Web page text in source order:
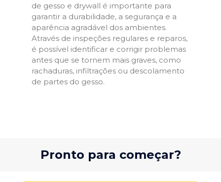
de gesso e drywall é importante para
garantir a durabilidade, a segurança e a
aparência agradável dos ambientes.
Através de inspeções regulares e reparos,
é possível identificar e corrigir problemas
antes que se tornem mais graves, como
rachaduras, infiltrações ou descolamento
de partes do gesso.
Pronto para começar?